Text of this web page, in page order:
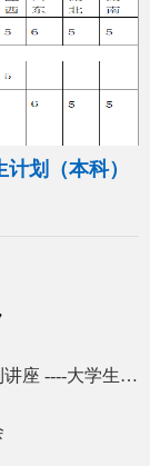
划（本科）
我系成功举办大学生就业、创业指导系列讲座 ----大学生如何选择创业项目